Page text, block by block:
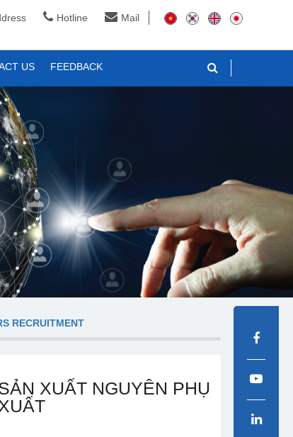
Hotline Mail
US FEEDBACK
RECRUITMENT
XUẤT NGUYÊN PHỤ